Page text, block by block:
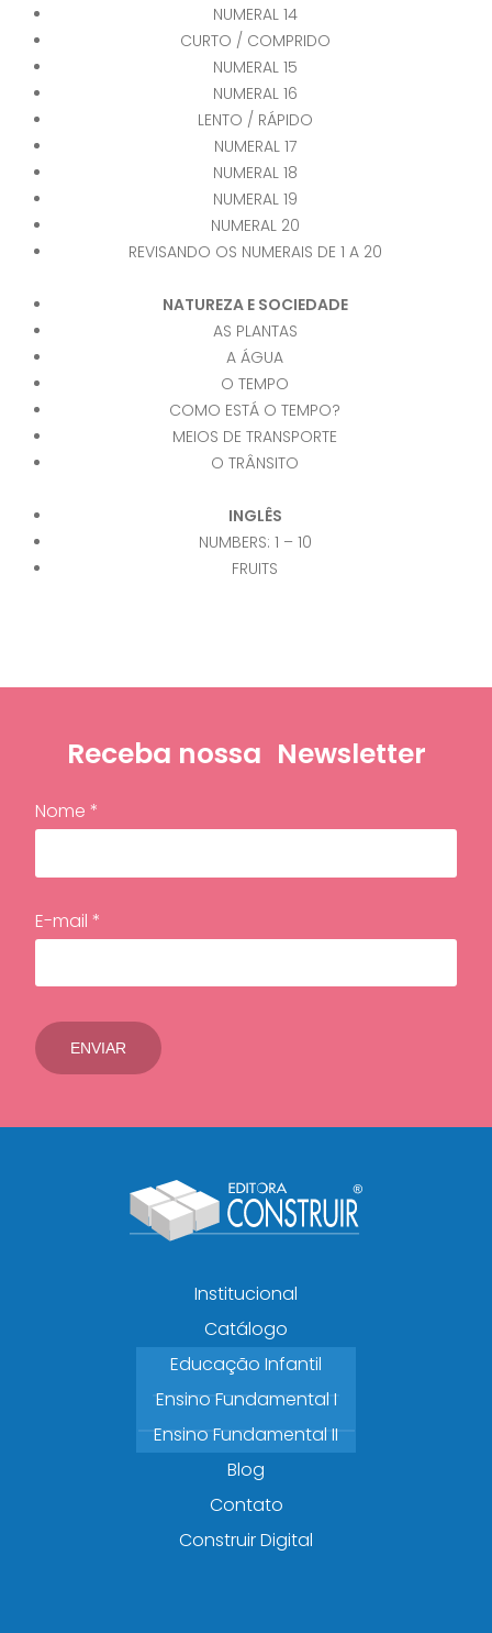
NUMERAL 14
CURTO / COMPRIDO
NUMERAL 15
NUMERAL 16
LENTO / RÁPIDO
NUMERAL 17
NUMERAL 18
NUMERAL 19
NUMERAL 20
REVISANDO OS NUMERAIS DE 1 A 20
NATUREZA E SOCIEDADE
AS PLANTAS
A ÁGUA
O TEMPO
COMO ESTÁ O TEMPO?
MEIOS DE TRANSPORTE
O TRÂNSITO
INGLÊS
NUMBERS: 1 – 10
FRUITS
Receba nossa Newsletter
Nome *
E-mail *
Institucional
Catálogo
Educação Infantil
Ensino Fundamental I
Ensino Fundamental II
Blog
Contato
Construir Digital